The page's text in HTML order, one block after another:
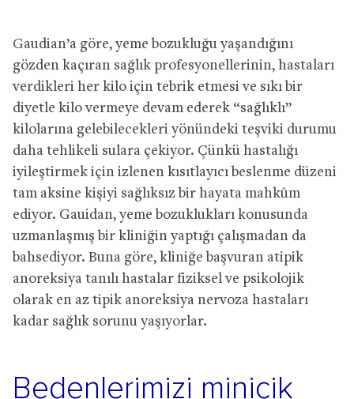
Gaudian’a göre, yeme bozukluğu yaşandığını
gözden kaçıran sağlık profesyonellerinin, hastaları
verdikleri her kilo için tebrik etmesi ve sıkı bir
diyetle kilo vermeye devam ederek “sağlıklı”
kilolarına gelebilecekleri yönündeki teşviki durumu
daha tehlikeli sulara çekiyor. Çünkü hastalığı
iyileştirmek için izlenen kısıtlayıcı beslenme düzeni
tam aksine kişiyi sağlıksız bir hayata mahkûm
ediyor. Gauidan, yeme bozuklukları konusunda
uzmanlaşmış bir kliniğin yaptığı çalışmadan da
bahsediyor. Buna göre, kliniğe başvuran atipik
anoreksiya tanılı hastalar fiziksel ve psikolojik
olarak en az tipik anoreksiya nervoza hastaları
kadar sağlık sorunu yaşıyorlar.
Bedenlerimizi minicik